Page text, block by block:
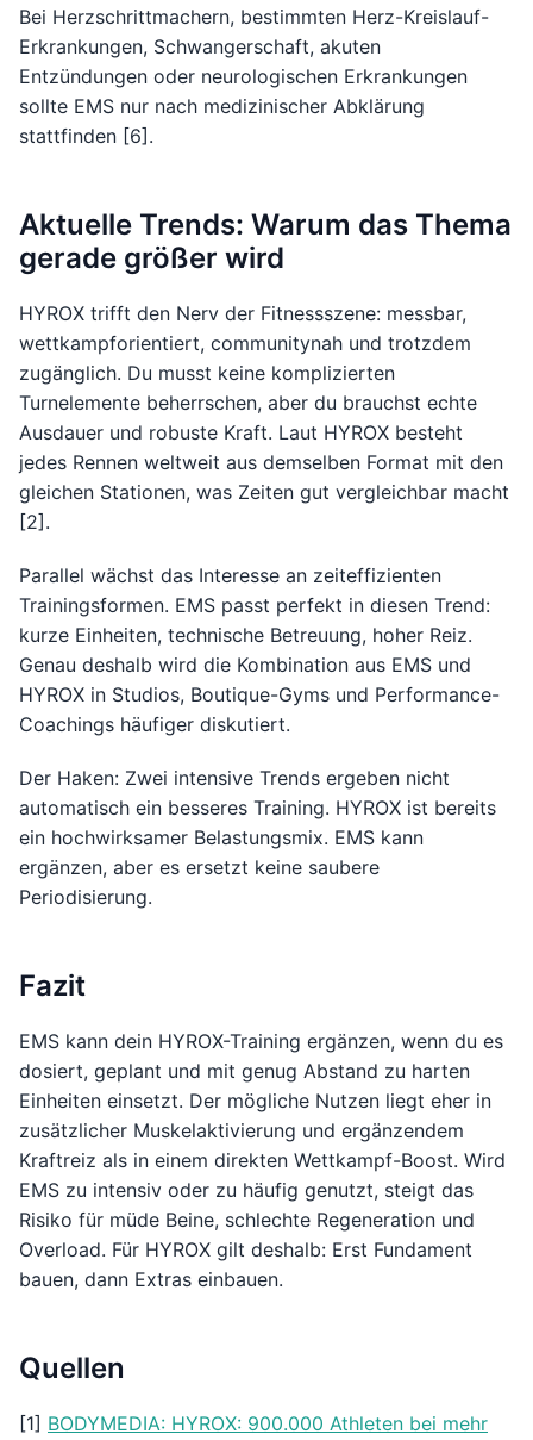
Bei Herzschrittmachern, bestimmten Herz-Kreislauf-
Erkrankungen, Schwangerschaft, akuten
Entzündungen oder neurologischen Erkrankungen
sollte EMS nur nach medizinischer Abklärung
stattfinden [6].
Aktuelle Trends: Warum das Thema
gerade größer wird
HYROX trifft den Nerv der Fitnessszene: messbar,
wettkampforientiert, communitynah und trotzdem
zugänglich. Du musst keine komplizierten
Turnelemente beherrschen, aber du brauchst echte
Ausdauer und robuste Kraft. Laut HYROX besteht
jedes Rennen weltweit aus demselben Format mit den
gleichen Stationen, was Zeiten gut vergleichbar macht
[2].
Parallel wächst das Interesse an zeiteffizienten
Trainingsformen. EMS passt perfekt in diesen Trend:
kurze Einheiten, technische Betreuung, hoher Reiz.
Genau deshalb wird die Kombination aus EMS und
HYROX in Studios, Boutique-Gyms und Performance-
Coachings häufiger diskutiert.
Der Haken: Zwei intensive Trends ergeben nicht
automatisch ein besseres Training. HYROX ist bereits
ein hochwirksamer Belastungsmix. EMS kann
ergänzen, aber es ersetzt keine saubere
Periodisierung.
Fazit
EMS kann dein HYROX-Training ergänzen, wenn du es
dosiert, geplant und mit genug Abstand zu harten
Einheiten einsetzt. Der mögliche Nutzen liegt eher in
zusätzlicher Muskelaktivierung und ergänzendem
Kraftreiz als in einem direkten Wettkampf-Boost. Wird
EMS zu intensiv oder zu häufig genutzt, steigt das
Risiko für müde Beine, schlechte Regeneration und
Overload. Für HYROX gilt deshalb: Erst Fundament
bauen, dann Extras einbauen.
Quellen
[1] BODYMEDIA: HYROX: 900.000 Athleten bei mehr